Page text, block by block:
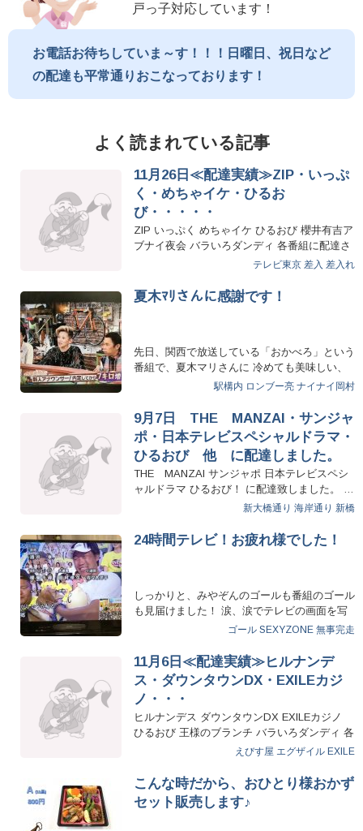
戸っ子対応しています！
お電話お待ちしていま～す！！！日曜日、祝日など
の配達も平常通りおこなっております！
よく読まれている記事
11月26日≪配達実績≫ZIP・いっぷ
く・めちゃイケ・ひるお
び・・・・・
ZIP いっぷく めちゃイケ ひるおび 櫻井有吉ア
ブナイ夜会 バラいろダンディ 各番組に配達さ
テレビ東京 差入 差入れ
夏木ﾏﾘさんに感謝です！
先日、関西で放送している「おかべろ」という
番組で、夏木マリさんに 冷めても美味しい、
駅構内 ロンブー亮 ナイナイ岡村
9月7日 THE MANZAI・サンジャ
ポ・日本テレビスペシャルドラマ・
ひるおび 他 に配達しました。
THE MANZAI サンジャポ 日本テレビスペシ
ャルドラマ ひるおび！ に配達致しました。 …
新大橋通り 海岸通り 新橋
24時間テレビ！お疲れ様でした！
しっかりと、みやぞんのゴールも番組のゴール
も見届けました！ 涙、涙でテレビの画面を写
ゴール SEXYZONE 無事完走
11月6日≪配達実績≫ヒルナンデ
ス・ダウンタウンDX・EXILEカジ
ノ・・・
ヒルナンデス ダウンタウンDX EXILEカジノ
ひるおび 王様のブランチ バラいろダンディ 各
えびす屋 エグザイル EXILE
こんな時だから、おひとり様おかず
セット販売します♪